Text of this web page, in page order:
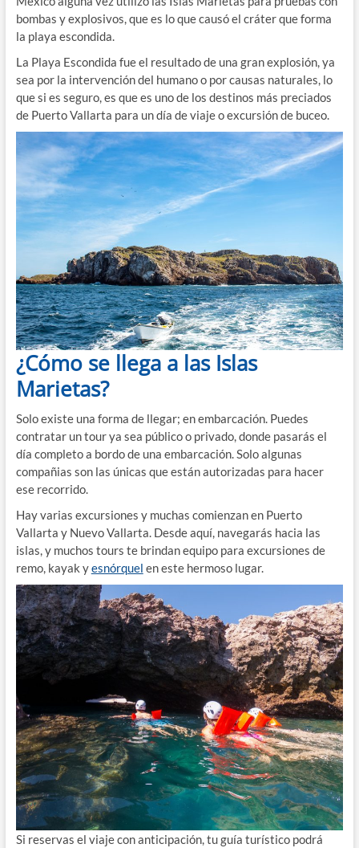
bombas y explosivos, que es lo que causó el cráter que forma
la playa escondida.
La Playa Escondida fue el resultado de una gran explosión, ya
sea por la intervención del humano o por causas naturales, lo
que si es seguro, es que es uno de los destinos más preciados
de Puerto Vallarta para un día de viaje o excursión de buceo.
¿Cómo se llega a las Islas
Marietas?
Solo existe una forma de llegar; en embarcación. Puedes
contratar un tour ya sea público o privado, donde pasarás el
día completo a bordo de una embarcación. Solo algunas
compañias son las únicas que están autorizadas para hacer
ese recorrido.
Hay varias excursiones y muchas comienzan en Puerto
Vallarta y Nuevo Vallarta. Desde aquí, navegarás hacia las
islas, y muchos tours te brindan equipo para excursiones de
remo, kayak yesnórquel en este hermoso lugar.
Si reservas el viaje con anticipación, tu guía turístico podrá